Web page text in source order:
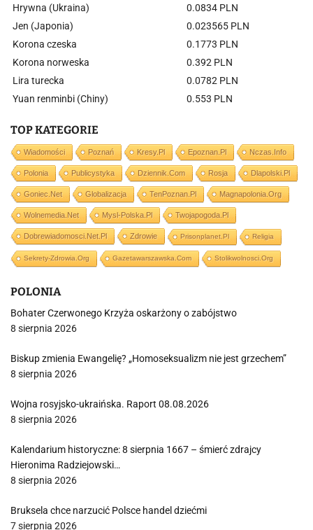
Hrywna (Ukraina)
0.0834 PLN
Jen (Japonia)
0.023565 PLN
Korona czeska
0.1773 PLN
Korona norweska
0.392 PLN
Lira turecka
0.0782 PLN
Yuan renminbi (Chiny)
0.553 PLN
TOP KATEGORIE
Wiadomości Poznań Kresy.pl Epoznan.pl Nczas.info
Polonia Publicystyka Dziennik.com Rosja Dlapolski.pl
Goniec.net Globalizacja TenPoznan.pl Magnapolonia.org
Wolnemedia.net Mysl-Polska.pl Twojapogoda.pl
Dobrewiadomosci.net.pl Zdrowie Prisonplanet.pl Religia
Sekrety-Zdrowia.org Gazetawarszawska.com Stolikwolnosci.org
POLONIA
Bohater Czerwonego Krzyża oskarżony o zabójstwo
8 sierpnia 2026
Biskup zmienia Ewangelię? „Homoseksualizm nie jest grzechem”
8 sierpnia 2026
Wojna rosyjsko-ukraińska. Raport 08.08.2026
8 sierpnia 2026
Kalendarium historyczne: 8 sierpnia 1667 – śmierć zdrajcy
Hieronima Radziejowski…
8 sierpnia 2026
Bruksela chce narzucić Polsce handel dziećmi
7 sierpnia 2026